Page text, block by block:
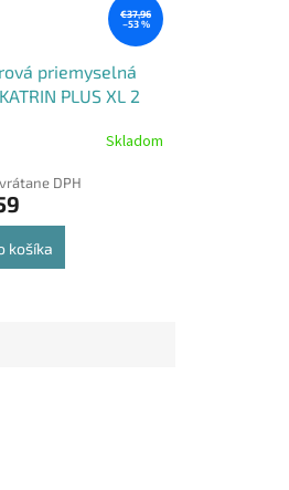
€37,96
–53 %
priemyselná
PLUS XL 2
Skladom
DPH
košíka